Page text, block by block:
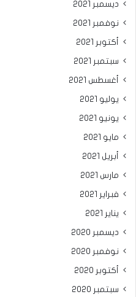
ديسمبر 2021
نوفمبر 2021
أكتوبر 2021
سبتمبر 2021
أغسطس 2021
يوليو 2021
يونيو 2021
مايو 2021
أبريل 2021
مارس 2021
فبراير 2021
يناير 2021
ديسمبر 2020
نوفمبر 2020
أكتوبر 2020
سبتمبر 2020